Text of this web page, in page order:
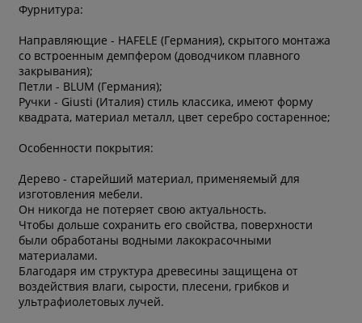
Фурнитура:
Направляющие - HAFELE (Германия), скрытого монтажа
со встроенным демпфером (доводчиком плавного
закрывания);
Петли - BLUM (Германия);
Ручки - Giusti (Италия) стиль классика, имеют форму
квадрата, материал металл, цвет серебро состаренное;
Особенности покрытия:
Дерево - старейший материал, применяемый для
изготовления мебели.
Он никогда не потеряет свою актуальность.
Чтобы дольше сохранить его свойства, поверхности
были обработаны водными лакокрасочными
материалами.
Благодаря им структура древесины защищена от
воздействия влаги, сырости, плесени, грибков и
ультрафиолетовых лучей.